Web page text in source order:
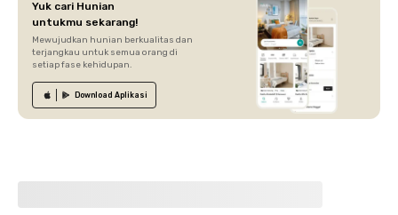
Yuk cari Hunian
untukmu sekarang!
Mewujudkan hunian berkualitas dan
terjangkau untuk semua orang di
setiap fase kehidupan.
Download Aplikasi